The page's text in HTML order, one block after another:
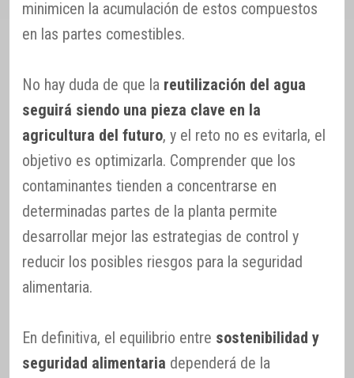
minimicen la acumulación de estos compuestos
en las partes comestibles.
No hay duda de que la reutilización del agua
seguirá siendo una pieza clave en la
agricultura del futuro, y el reto no es evitarla, el
objetivo es optimizarla. Comprender que los
contaminantes tienden a concentrarse en
determinadas partes de la planta permite
desarrollar mejor las estrategias de control y
reducir los posibles riesgos para la seguridad
alimentaria.
En definitiva, el equilibrio entre sostenibilidad y
seguridad alimentaria dependerá de la